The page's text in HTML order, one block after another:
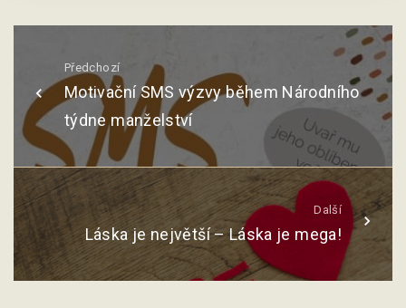
Předchozí
Motivační SMS výzvy během Národního
týdne manželství
Další
Láska je největší – Láska je mega!